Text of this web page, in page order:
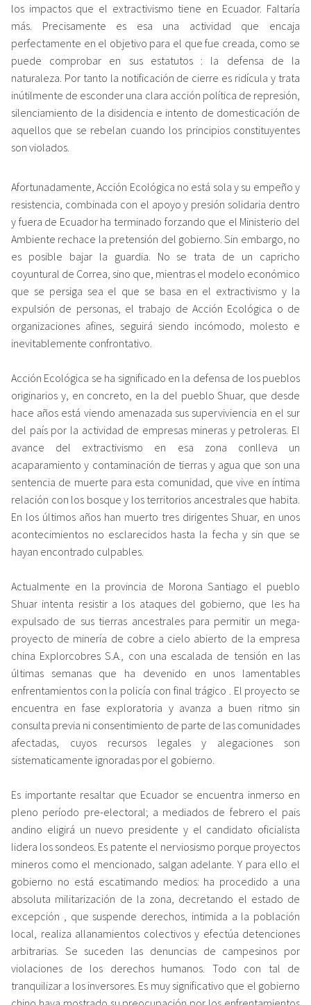
los impactos que el extractivismo tiene en Ecuador. Faltaría
más. Precisamente es esa una actividad que encaja
perfectamente en el objetivo para el que fue creada, como se
puede comprobar en sus estatutos: la defensa de la
naturaleza. Por tanto la notificación de cierre es ridícula y trata
inútilmente de esconder una clara acción política de represión,
silenciamiento de la disidencia e intento de domesticación de
aquellos que se rebelan cuando los principios constituyentes
son violados.
Afortunadamente, Acción Ecológica no está sola y su empeño y
resistencia, combinada con el apoyo y presión solidaria dentro
y fuera de Ecuador ha terminado forzando que el Ministerio del
Ambiente rechace la pretensión del gobierno. Sin embargo, no
es posible bajar la guardia. No se trata de un capricho
coyuntural de Correa, sino que, mientras el modelo económico
que se persiga sea el que se basa en el extractivismo y la
expulsión de personas, el trabajo de Acción Ecológica o de
organizaciones afines, seguirá siendo incómodo, molesto e
inevitablemente confrontativo.
Acción Ecológica se ha significado en la defensa de los pueblos
originarios y, en concreto, en la del pueblo Shuar, que desde
hace años está viendo amenazada sus superviviencia en el sur
del país por la actividad de empresas mineras y petroleras. El
avance del extractivismo en esa zona conlleva un
acaparamiento y contaminación de tierras y agua que son una
sentencia de muerte para esta comunidad, que vive en íntima
relación con los bosque y los territorios ancestrales que habita.
En los últimos años han muerto tres dirigentes Shuar, en unos
acontecimientos no esclarecidos hasta la fecha y sin que se
hayan encontrado culpables.
Actualmente en la provincia de Morona Santiago el pueblo
Shuar intenta resistir a los ataques del gobierno, que les ha
expulsado de sus tierras ancestrales para permitir un mega-
proyecto de minería de cobre a cielo abierto de la empresa
china Explorcobres S.A., con una escalada de tensión en las
últimas semanas que ha devenido en unos lamentables
enfrentamientos con la policía con final trágico . El proyecto se
encuentra en fase exploratoria y avanza a buen ritmo sin
consulta previa ni consentimiento de parte de las comunidades
afectadas, cuyos recursos legales y alegaciones son
sistematicamente ignoradas por el gobierno.
Es importante resaltar que Ecuador se encuentra inmerso en
pleno período pre-electoral; a mediados de febrero el pais
andino eligirá un nuevo presidente y el candidato oficialista
lidera los sondeos. Es patente el nerviosismo porque proyectos
mineros como el mencionado, salgan adelante. Y para ello el
gobierno no está escatimando medios: ha procedido a una
absoluta militarización de la zona, decretando el estado de
excepción , que suspende derechos, intimida a la población
local, realiza allanamientos colectivos y efectúa detenciones
arbitrarias. Se suceden las denunciasde campesinos por
violaciones de los derechos humanos. Todo con tal de
tranquilizar a los inversores. Es muy significativo que el gobierno